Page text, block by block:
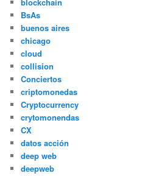
BsAs
buenos aires
chicago
cloud
collision
Conciertos
criptomonedas
Cryptocurrency
crytomonendas
CX
datos acción
deep web
deepweb